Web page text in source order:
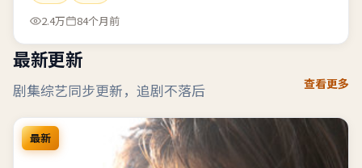
2.4万
84个月前
最新更新
剧集综艺同步更新，追剧不落后 查看更多
最新